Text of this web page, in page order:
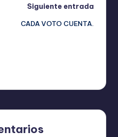
Siguiente entrada
CADA VOTO CUENTA.